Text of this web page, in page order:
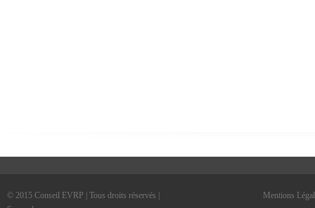
© 2015 Conseil EVRP | Tous droits réservés |
Mentions